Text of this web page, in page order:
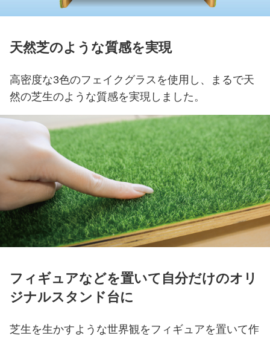
天然芝のような質感を実現
高密度な3色のフェイクグラスを使用し、
まるで天
然の芝生のような質感を実現しました。
フィギュアなどを置いて 自分だけのオリ
ジナルスタンド台に
芝生を生かすような世界観をフィギュアを置いて作